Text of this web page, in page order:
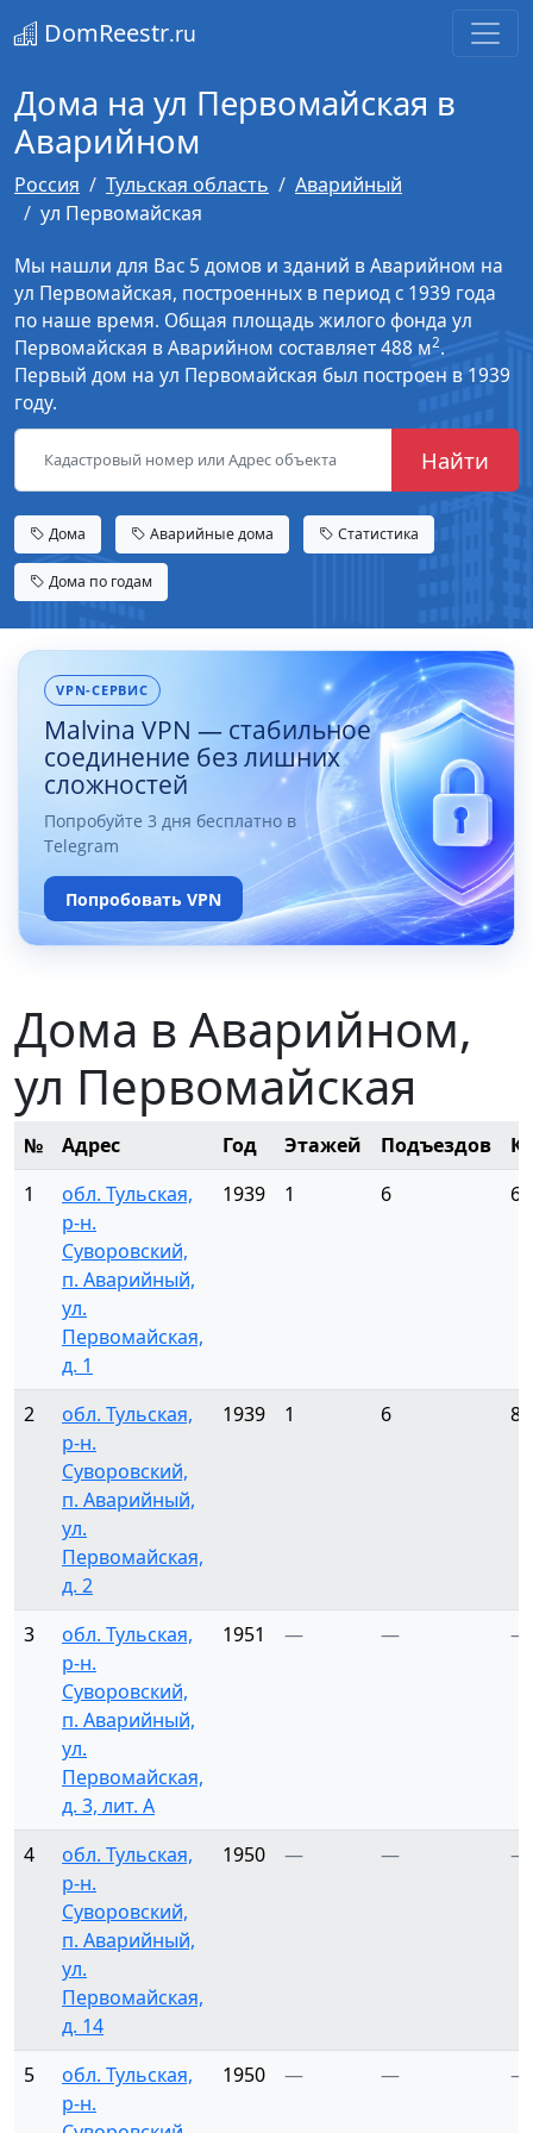
DomReestr.ru
Дома на ул Первомайская в
Аварийном
Россия Тульская область
Аварийный
ул Первомайская
Мы нашли для Вас 5 домов и зданий в Аварийном на
ул Первомайская, построенных в период с 1939 года
по наше время. Общая площадь жилого фонда ул
Первомайская в Аварийном составляет 488 м2.
Первый дом на ул Первомайская был построен в 1939
году.
Найти
Дома Аварийные дома Статистика
Дома по годам
VPN-СЕРВИС
Malvina VPN — стабильное
соединение без лишних
сложностей
Попробуйте 3 дня бесплатно в
Telegram
Попробовать VPN
Дома в Аварийном,
ул Первомайская
№ Адрес Год Этажей Подъездов
1
обл. Тульская,
р-н.
Суворовский,
п. Аварийный,
ул.
Первомайская,
д. 1
1939 1 6 6
2
обл. Тульская,
р-н.
Суворовский,
п. Аварийный,
ул.
Первомайская,
д. 2
1939 1 6 8
3
обл. Тульская,
р-н.
Суворовский,
п. Аварийный,
ул.
Первомайская,
д. 3, лит. А
1951 — — —
4
обл. Тульская,
р-н.
Суворовский,
п. Аварийный,
ул.
Первомайская,
д. 14
1950 — — —
5
обл. Тульская,
р-н.
1950 — — —